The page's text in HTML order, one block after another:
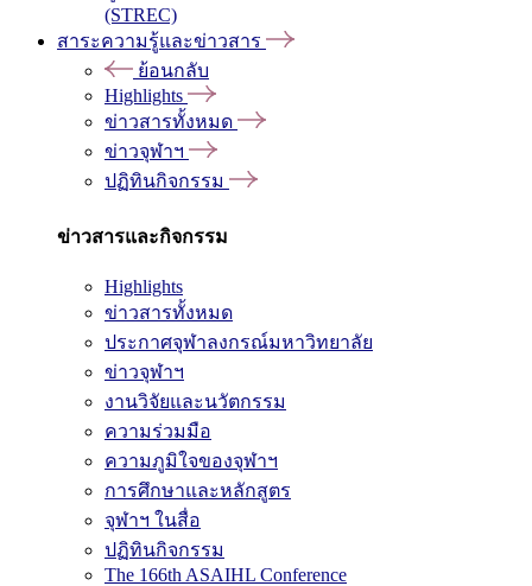
(STREC)
สาระความรู้และข่าวสาร
ย้อนกลับ
Highlights
ข่าวสารทั้งหมด
ข่าวจุฬาฯ
ปฏิทินกิจกรรม
ข่าวสารและกิจกรรม
Highlights
ข่าวสารทั้งหมด
ประกาศจุฬาลงกรณ์มหาวิทยาลัย
ข่าวจุฬาฯ
งานวิจัยและนวัตกรรม
ความร่วมมือ
ความภูมิใจของจุฬาฯ
การศึกษาและหลักสูตร
จุฬาฯ ในสื่อ
ปฏิทินกิจกรรม
The 166th ASAIHL Conference